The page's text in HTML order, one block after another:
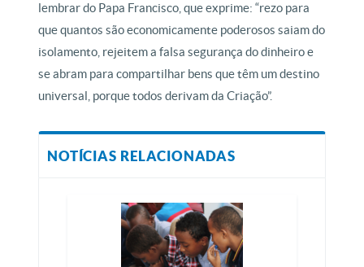
lembrar do Papa Francisco, que exprime: “rezo para
que quantos são economicamente poderosos saiam do
isolamento, rejeitem a falsa segurança do dinheiro e
se abram para compartilhar bens que têm um destino
universal, porque todos derivam da Criação”.
NOTÍCIAS RELACIONADAS